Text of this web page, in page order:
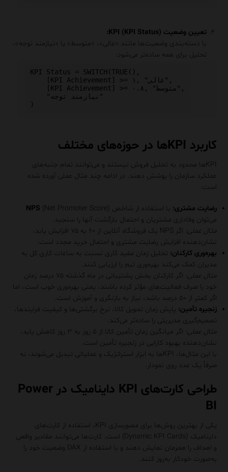
تعیین وضعیت KPI (KPI Status):
با دسته‌بندی وضعیت‌ها مانند «عالی»، «متوسط» یا «نیازمند توجه»،
تحلیل برای همه ساده‌تر می‌شود:
KPI Status = SWITCH(TRUE(),
کاربرد KPIها در حوزه‌های مختلف
KPIها محدود به تحلیل فروش نیستند و می‌توانند تمام جنبه‌های
عملکرد سازمان را پوشش دهند. در ادامه چند مثال عملی آورده شده
است:
رضایت مشتری: با استفاده از شاخص NPS (Net Promoter Score)
می‌توان وفاداری مشتریان و احتمال بازگشت آنها را سنجید.
مثال عملی:
اگر NPS یک فروشگاه آنلاین از ۶۰ به ۷۵ افزایش یابد،
نشان‌دهنده افزایش رضایت مشتری و احتمال خرید مجدد است.
بهره‌وری کارکنان: تحلیل زمان مفید کاری نسبت به ساعات کاری کل به
مدیران کمک می‌کند بهره‌وری تیم را ارزیابی کنند.
مثال عملی:
اگر کارکنان بخش پشتیبانی در ماه گذشته ۷۵ درصد زمان
خود را صرف فعالیت‌های مؤثر کرده باشند، یعنی بهره‌وری خوب است، اما
اگر کمتر از ۵۰ درصد باشد، نیاز به بازنگری و آموزش است.
زنجیره تأمین: پایش زمان تحویل کالا، نرخ برگشتی‌ها و کیفیت فرایندها،
تصمیم‌گیری مدیریتی را ساده‌تر می‌کند.
مثال عملی:
اگر میانگین زمان تأمین کالا از ۵ روز به ۳ روز کاهش یابد،
نشان‌دهنده بهبود کارایی در زنجیره تأمین است.
با این مثال‌ها، KPIها به ابزار استراتژیک و عملیاتی تبدیل می‌شوند، نه
صرفاً یک عدد روی نمودار.
طراحی کارت‌های KPI داینامیک در Power
BI
یکی از بهترین روش‌ها برای مصورسازی KPI، استفاده از کارت‌های
داینامیک (Dynamic KPI Cards) است. کارت‌ها می‌توانند مقادیر واقعی
و اهداف را همزمان نمایش دهند و با استفاده از DAX وضعیت خود را
به‌صورت خودکار به‌روز کنند.